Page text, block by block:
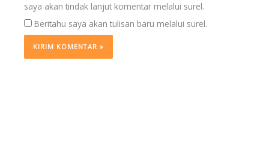
saya akan tindak lanjut komentar melalui surel.
Beritahu saya akan tulisan baru melalui surel.